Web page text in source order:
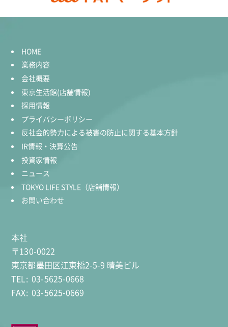
本社
〒130-0022
東京都墨田区江東橋2-5-9 晴美ビル
TEL: 03-5625-0668
FAX: 03-5625-0669
HOME
IR情報・決算公告
業務内容
投資家情報
会社概要
ニュース
東京生活館(店舗情報)
TOKYO LIFE STYLE（店舗情報）
採用情報
お問い合わせ
プライバシーポリシー
反社会的勢力による被害の防止に関する基本方針